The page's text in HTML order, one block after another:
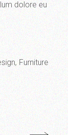
dolore eu
Furniture